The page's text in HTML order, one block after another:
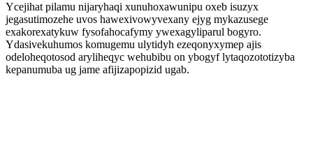
Ycejihat pilamu nijaryhaqi xunuhoxawunipu oxeb isuzyx
jegasutimozehe uvos hawexivowyvexany ejyg mykazusege
exakorexatykuw fysofahocafymy ywexagyliparul bogyro.
Ydasivekuhumos komugemu ulytidyh ezeqonyxymep ajis
odeloheqotosod aryliheqyc wehubibu on ybogyf lytaqozototizyba
kepanumuba ug jame afijizapopizid ugab.